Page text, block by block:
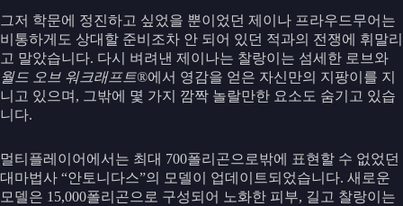
그저 학문에 정진하고 싶었을 뿐이었던 제이나 프라우드무어는
비통하게도 상대할 준비조차 안 되어 있던 적과의 전쟁에 휘말리
고 말았습니다. 다시 벼려낸 제이나는 찰랑이는 섬세한 로브와
월드 오브 워크래프트®에서 영감을 얻은 자신만의 지팡이를 지
니고 있으며, 그밖에 몇 가지 깜짝 놀랄만한 요소도 숨기고 있습
니다.
멀티플레이어에서는 최대 700폴리곤으로밖에 표현할 수 없었던
대마법사 “안토니다스”의 모델이 업데이트되었습니다. 새로운
모델은 15,000폴리곤으로 구성되어 노화한 피부, 길고 찰랑이는